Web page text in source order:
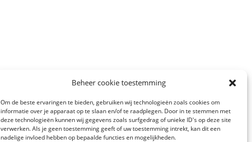
Beheer cookie toestemming
Om de beste ervaringen te bieden, gebruiken wij technologieën zoals cookies om
informatie over je apparaat op te slaan en/of te raadplegen. Door in te stemmen met
deze technologieën kunnen wij gegevens zoals surfgedrag of unieke ID's op deze site
verwerken. Als je geen toestemming geeft of uw toestemming intrekt, kan dit een
nadelige invloed hebben op bepaalde functies en mogelijkheden.